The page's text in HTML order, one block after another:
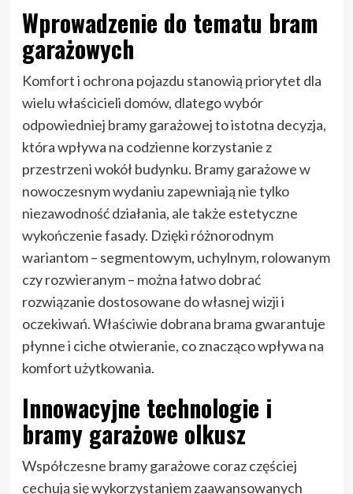
Wprowadzenie do tematu bram
garażowych
Komfort i ochrona pojazdu stanowią priorytet dla
wielu właścicieli domów, dlatego wybór
odpowiedniej bramy garażowej to istotna decyzja,
która wpływa na codzienne korzystanie z
przestrzeni wokół budynku. Bramy garażowe w
nowoczesnym wydaniu zapewniają nie tylko
niezawodność działania, ale także estetyczne
wykończenie fasady. Dzięki różnorodnym
wariantom – segmentowym, uchylnym, rolowanym
czy rozwieranym – można łatwo dobrać
rozwiązanie dostosowane do własnej wizji i
oczekiwań. Właściwie dobrana brama gwarantuje
płynne i ciche otwieranie, co znacząco wpływa na
komfort użytkowania.
Innowacyjne technologie i
bramy garażowe olkusz
Współczesne bramy garażowe coraz częściej
cechują się wykorzystaniem zaawansowanych